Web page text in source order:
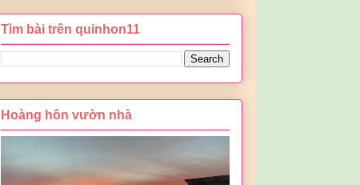
Tìm bài trên quinhon11
Hoàng hôn vườn nhà